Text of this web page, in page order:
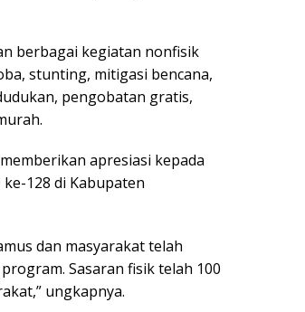
berbagai kegiatan nonfisik
stunting, mitigasi bencana,
pengobatan gratis,
apresiasi kepada
128 di Kabupaten
dan masyarakat telah
Sasaran fisik telah 100
ungkapnya.